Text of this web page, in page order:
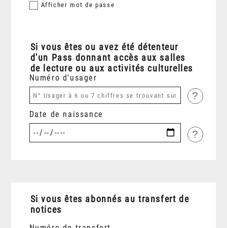
Afficher mot de passe
Si vous êtes ou avez été détenteur
d'un Pass donnant accès aux salles
de lecture ou aux activités culturelles
Numéro d'usager
?
Date de naissance
?
Si vous êtes abonnés au transfert de
notices